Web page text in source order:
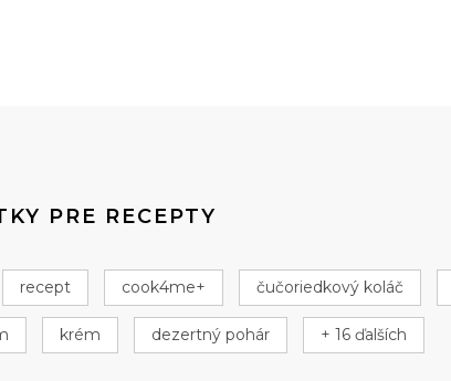
PRE RECEPTY
recept cook4me+ čučoriedkový koláč
krém dezertný pohár + 16 ďalších